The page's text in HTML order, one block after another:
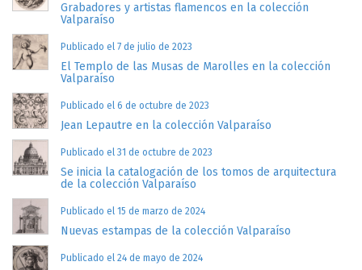
Grabadores y artistas flamencos en la colección
Valparaíso
Publicado el 7 de julio de 2023
El Templo de las Musas de Marolles en la colección
Valparaíso
Publicado el 6 de octubre de 2023
Jean Lepautre en la colección Valparaíso
Publicado el 31 de octubre de 2023
Se inicia la catalogación de los tomos de arquitectura
de la colección Valparaíso
Publicado el 15 de marzo de 2024
Nuevas estampas de la colección Valparaíso
Publicado el 24 de mayo de 2024